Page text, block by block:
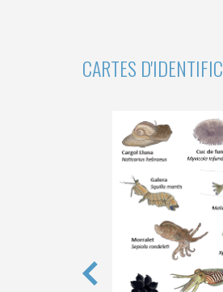
CARTES